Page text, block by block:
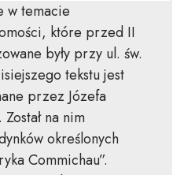
w temacie
które przed II
były przy ul. św.
tekstu jest
przez Józefa
na nim
określonych
Commichau”.